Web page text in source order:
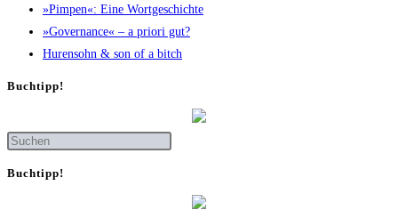
»Pim­pen«: Eine Wortgeschichte
»Gover­nan­ce« – a prio­ri gut?
Huren­sohn & son of a bitch
Buch­tipp!
Buch­tipp!